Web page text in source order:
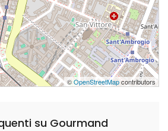
©OpenStreetMapcontributors
su Gourmand